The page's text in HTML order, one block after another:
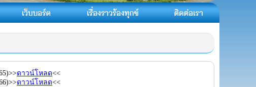
ดาวน์โหลด<<
ดาวน์โหลด<<